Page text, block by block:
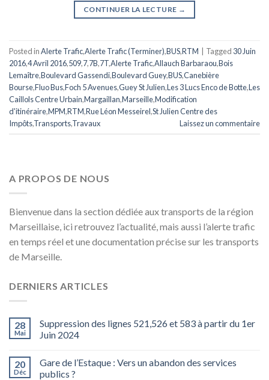
CONTINUER LA LECTURE →
Posted inAlerte Trafic,Alerte Trafic (Terminer),BUS,RTM Tagged 30 Juin
2016,4 Avril 2016,509,7,7B,7T,Alerte Trafic,Allauch Barbaraou,Bois
Lemaître,Boulevard Gassendi,Boulevard Guey,BUS,Canebière
Bourse,Fluo Bus,Foch 5 Avenues,Guey St Julien,Les 3 Lucs Enco de Botte,Les
Caillols Centre Urbain,Margaillan,Marseille,Modification
d'itinéraire,MPM,RTM,Rue Léon Messeirel,St Julien Centre des
Impôts,Transports,Travaux Laissez un commentaire
A PROPOS DE NOUS
Bienvenue dans la section dédiée aux transports de la région
Marseillaise, ici retrouvez l’actualité, mais aussi l’alerte trafic
en temps réel et une documentation précise sur les transports
de Marseille.
DERNIERS ARTICLES
28
Mai
Suppression des lignes 521,526 et 583 à partir du 1er
Juin 2024
20
Déc
Gare de l’Estaque : Vers un abandon des services
publics ?